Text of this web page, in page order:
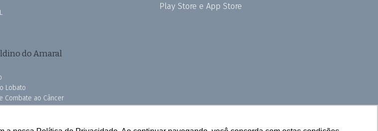
do Amaral
Lobato
Combate ao Câncer
Play Store e App Store